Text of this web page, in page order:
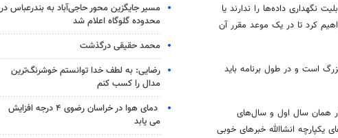
که قابلیت نگهداری داده‌ها را ندارند یا
کرد تا در یک موعد مقرر آن
است و در طول برنامه باید
در همان سال اول و سال‌های
یکپارچه انشاالله خبرهای خوبی
مسیر جایگزین محور حاجی‌آباد به بندرعباس در
محدوده گلوگاه اعلام شد
محمد حقیقی درگذشت
رضایی: به لطف خدا توانستم خوشرنگ‌ترین
مدال را کسب کنم
دمای هوا در خراسان رضوی ۴ درجه افزایش
می یابد